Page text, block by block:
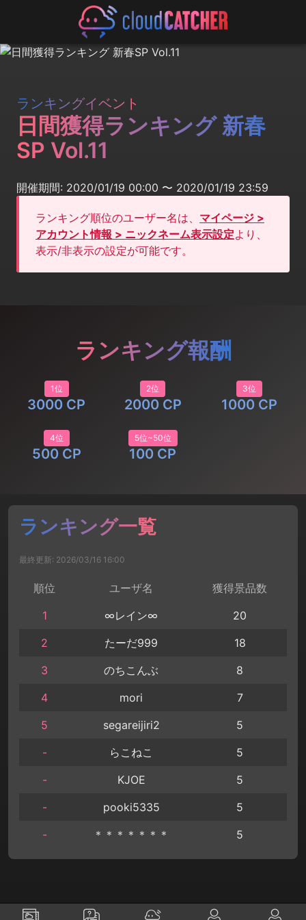
ランキングイベント
日間獲得ランキング 新春
SP Vol.11
開催期間: 2020/01/19 00:00 〜 2020/01/19 23:59
ランキング順位のユーザー名は、 マイページ >
アカウント情報 > ニックネーム表示設定より、
表示/非表示の設定が可能です。
ランキング報酬
1位
3000 CP
2位
2000 CP
3位
1000 CP
4位
500 CP
5位~50位
100 CP
ランキング一覧
最終更新: 2026/03/16 16:00
順位 ユーザ名
獲得景品数
1
∞レイン∞
20
2
たーだ999
18
3
のちこんぶ
8
4
mori
7
5
segareijiri2
5
-
らこねこ
5
-
KJOE
5
-
pooki5335
5
-
＊＊＊＊＊＊＊ 5